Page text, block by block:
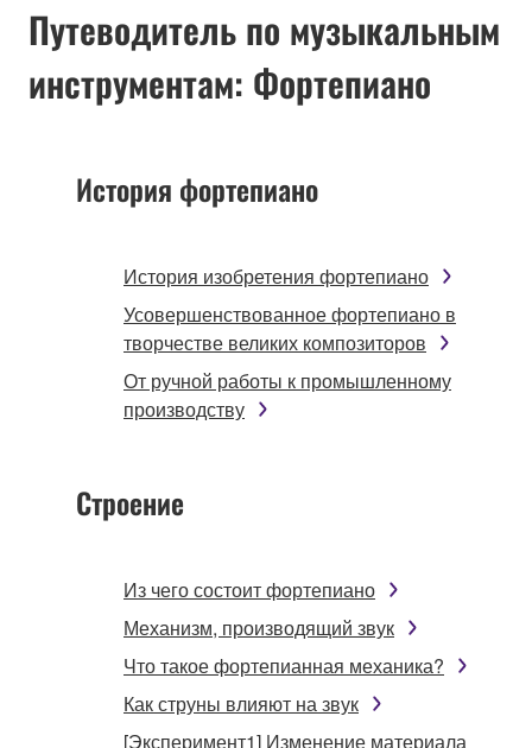
Путеводитель по музыкальным
инструментам: Фортепиано
История фортепиано
История изобретения фортепиано
Усовершенствованное фортепиано в
творчестве великих композиторов
От ручной работы к промышленному
производству
Строение
Из чего состоит фортепиано
Механизм, производящий звук
Что такое фортепианная механика?
Как струны влияют на звук
[Эксперимент1] Изменение материала